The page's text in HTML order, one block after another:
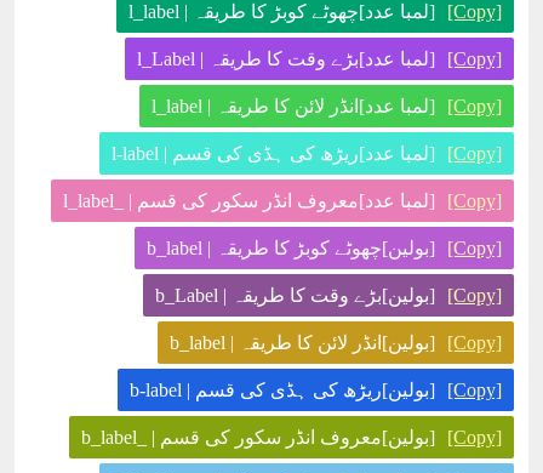
[لمبا عدد]چھوٹے کوبڑ کا طریقہ | l_label [Copy]
[لمبا عدد]بڑے وقت کا طریقہ | l_Label [Copy]
[لمبا عدد]انڈر لائن کا طریقہ | l_label [Copy]
[لمبا عدد]ریڑھ کی ہڈی کی قسم | l-label [Copy]
[لمبا عدد]معروف انڈر سکور کی قسم | _l_label [Copy]
[بولین]چھوٹے کوبڑ کا طریقہ | b_label [Copy]
[بولین]بڑے وقت کا طریقہ | b_Label [Copy]
[بولین]انڈر لائن کا طریقہ | b_label [Copy]
[بولین]ریڑھ کی ہڈی کی قسم | b-label [Copy]
[بولین]معروف انڈر سکور کی قسم | _b_label [Copy]